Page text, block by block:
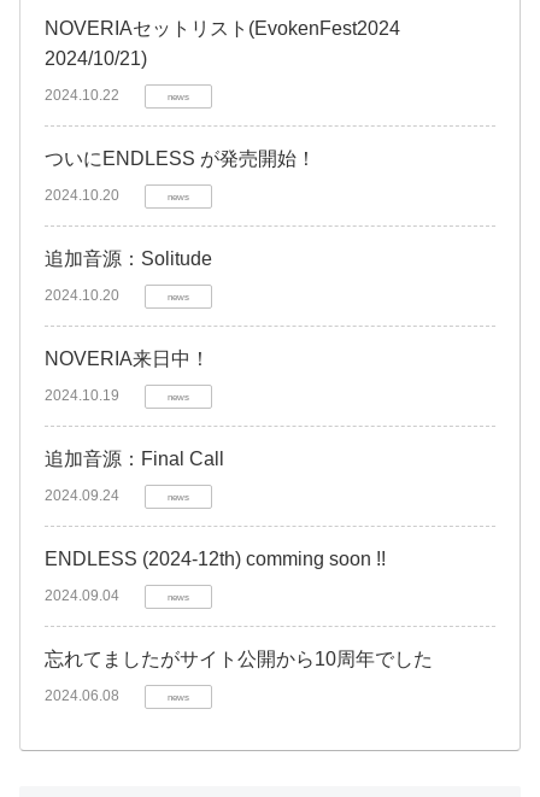
NOVERIAセットリスト(EvokenFest2024
2024/10/21)
2024.10.22 news
ついにENDLESS が発売開始！
2024.10.20 news
追加音源：Solitude
2024.10.20 news
NOVERIA来日中！
2024.10.19 news
追加音源：Final Call
2024.09.24 news
ENDLESS (2024-12th) comming soon !!
2024.09.04 news
忘れてましたがサイト公開から10周年でした
2024.06.08 news